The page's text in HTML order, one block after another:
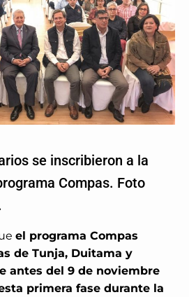
se inscribieron a la
Compas. Foto
el programa Compas
de Tunja, Duitama y
antes del 9 de noviembre
primera fase durante la